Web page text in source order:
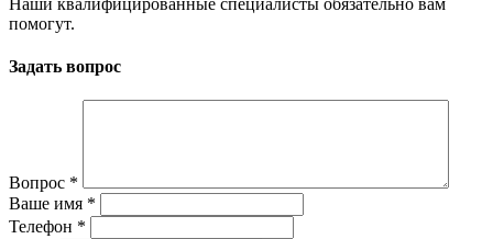
Наши квалифицированные специалисты обязательно вам
помогут.
Задать вопрос
Вопрос *
Ваше имя *
Телефон *